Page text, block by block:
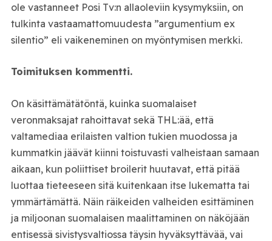
ole vastanneet Posi Tv:n allaoleviin kysymyksiin, on
tulkinta vastaamattomuudesta ”argumentium ex
silentio” eli vaikeneminen on myöntymisen merkki.
Toimituksen kommentti.
On käsittämätätöntä, kuinka suomalaiset
veronmaksajat rahoittavat sekä THL:ää, että
valtamediaa erilaisten valtion tukien muodossa ja
kummatkin jäävät kiinni toistuvasti valheistaan samaan
aikaan, kun poliittiset broilerit huutavat, että pitää
luottaa tieteeseen sitä kuitenkaan itse lukematta tai
ymmärtämättä. Näin räikeiden valheiden esittäminen
ja miljoonan suomalaisen maalittaminen on näköjään
entisessä sivistysvaltiossa täysin hyväksyttävää, vai